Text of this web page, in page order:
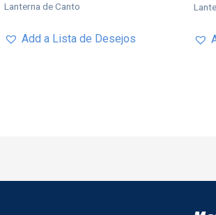
Lanterna de Canto
Add a Lista de Desejos